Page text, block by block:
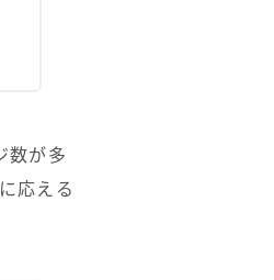
数が多
応える